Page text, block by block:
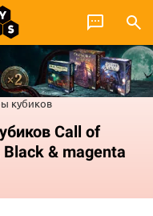
кубиков
Call of
& magenta